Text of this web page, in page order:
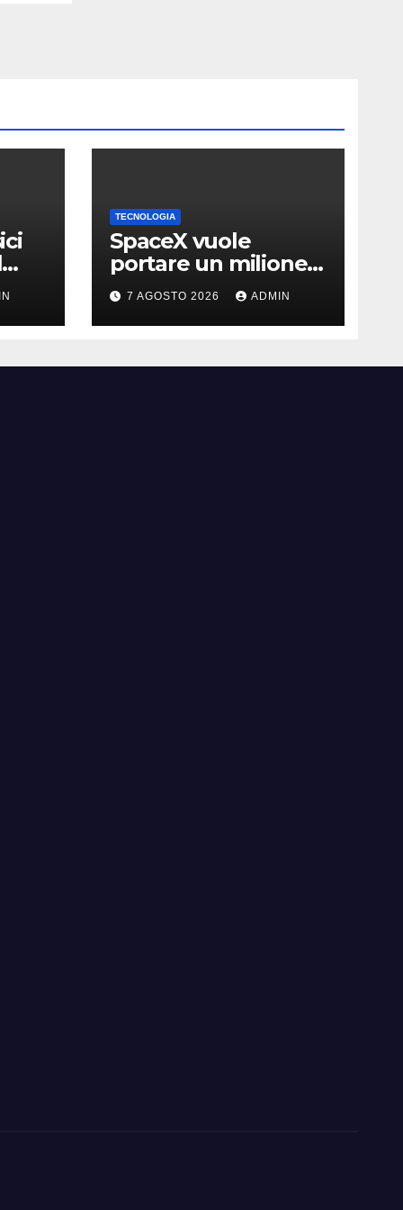
TECNOLOGIA
SpaceX vuole
portare un milione
di data center nello
spazio: Nvidia sarà il
cervello
7 AGOSTO 2026 ADMIN